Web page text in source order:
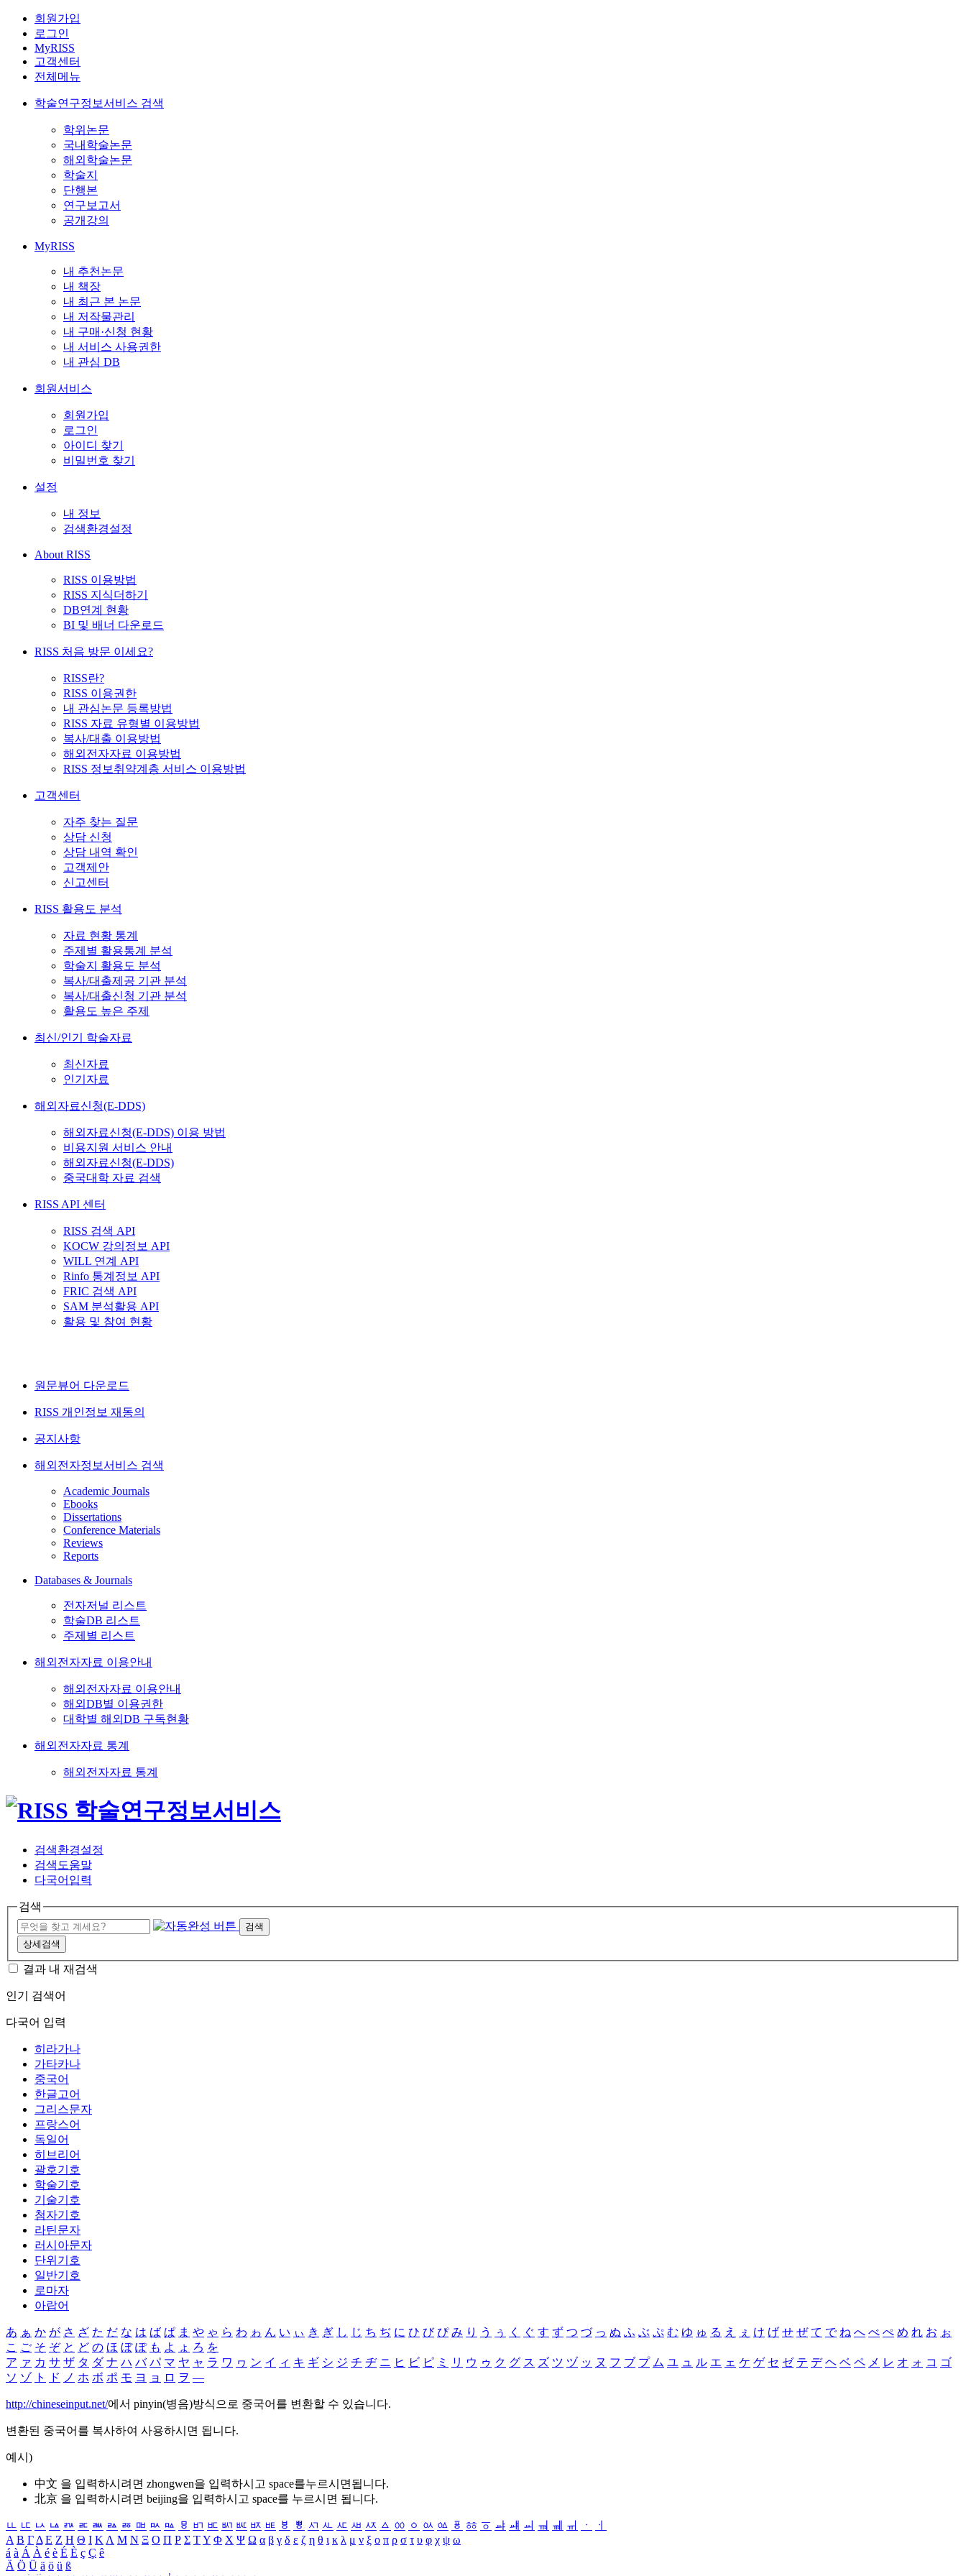
회원가입
로그인
MyRISS
고객센터
전체메뉴
학술연구정보서비스 검색
학위논문
국내학술논문
해외학술논문
학술지
단행본
연구보고서
공개강의
MyRISS
내 추천논문
내 책장
내 최근 본 논문
내 저작물관리
내 구매·신청 현황
내 서비스 사용권한
내 관심 DB
회원서비스
회원가입
로그인
아이디 찾기
비밀번호 찾기
설정
내 정보
검색환경설정
About RISS
RISS 이용방법
RISS 지식더하기
DB연계 현황
BI 및 배너 다운로드
RISS 처음 방문 이세요?
RISS란?
RISS 이용권한
내 관심논문 등록방법
RISS 자료 유형별 이용방법
복사/대출 이용방법
해외전자자료 이용방법
RISS 정보취약계층 서비스 이용방법
고객센터
자주 찾는 질문
상담 신청
상담 내역 확인
고객제안
신고센터
RISS 활용도 분석
자료 현황 통계
주제별 활용통계 분석
학술지 활용도 분석
복사/대출제공 기관 분석
복사/대출신청 기관 분석
활용도 높은 주제
최신/인기 학술자료
최신자료
인기자료
해외자료신청(E-DDS)
해외자료신청(E-DDS) 이용 방법
비용지원 서비스 안내
해외자료신청(E-DDS)
중국대학 자료 검색
RISS API 센터
RISS 검색 API
KOCW 강의정보 API
WILL 연계 API
Rinfo 통계정보 API
FRIC 검색 API
SAM 분석활용 API
활용 및 참여 현황
원문뷰어 다운로드
RISS 개인정보 재동의
공지사항
해외전자정보서비스 검색
Academic Journals
Ebooks
Dissertations
Conference Materials
Reviews
Reports
Databases & Journals
전자저널 리스트
학술DB 리스트
주제별 리스트
해외전자자료 이용안내
해외전자자료 이용안내
해외DB별 이용권한
대학별 해외DB 구독현황
해외전자자료 통계
해외전자자료 통계
검색환경설정
검색도움말
다국어입력
검색
검색
상세검색
결과 내 재검색
인기 검색어
다국어 입력
히라가나
가타카나
중국어
한글고어
그리스문자
프랑스어
독일어
히브리어
괄호기호
학술기호
기술기호
첨자기호
라틴문자
러시아문자
단위기호
일반기호
로마자
아랍어
あ ぁ か が さ ざ た だ な は ば ぱ ま や ゃ ら わ ゎ ん い ぃ き ぎ し じ ち ぢ に ひ び ぴ み り う ぅ く ぐ す ず つ づ っ ぬ ふ ぶ ぷ む ゆ ゅ る え ぇ け げ せ ぜ て で ね へ べ ぺ め れ お ぉ
こ ご そ ぞ と ど の ほ ぼ ぽ も よ ょ ろ を
ア ァ カ サ ザ タ ダ ナ ハ バ パ マ ヤ ャ ラ ワ ヮ ン イ ィ キ ギ シ ジ チ ヂ ニ ヒ ビ ピ ミ リ ウ ゥ ク グ ス ズ ツ ヅ ッ ヌ フ ブ プ ム ユ ュ ル エ ェ ケ ゲ セ ゼ テ デ ヘ ベ ペ メ レ オ ォ コ ゴ
ソ ゾ ト ド ノ ホ ボ ポ モ ヨ ョ ロ ヲ ―
http://chineseinput.net/에서 pinyin(병음)방식으로 중국어를 변환할 수 있습니다.
변환된 중국어를 복사하여 사용하시면 됩니다.
예시)
中文 을 입력하시려면 zhongwen을 입력하시고 space를누르시면됩니다.
北京 을 입력하시려면 beijing을 입력하시고 space를 누르시면 됩니다.
ㅥ ㅦ ㅧ ㅨ ㅩ ㅪ ㅫ ㅬ ㅭ ㅮ ㅯ ㅰ ㅱ ㅲ ㅳ ㅴ ㅵ ㅶ ㅷ ㅸ ㅹ ㅺ ㅻ ㅼ ㅽ ㅾ ㅿ ㆀ ㆁ ㆂ ㆃ ㆄ ㆅ ㆆ ㆇ ㆈ ㆉ ㆊ ㆋ ㆌ ㆍ
ㆎ
Α Β ΓΔ Ε Ζ Η Θ Ι ΚΛ Μ Ν Ξ Ο Π Ρ Σ ΤΥ Φ Χ Ψ Ω α β γ δ ε ζ η θ ι κ λ μ ν ξ ο π ρ σ τ υ φ χ ψ ω
á à Á À é è É È ç Ç ê
Ä Ö Ü ä ö ü ß